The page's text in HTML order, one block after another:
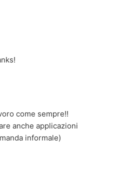
come sempre!!
anche applicazioni
informale)